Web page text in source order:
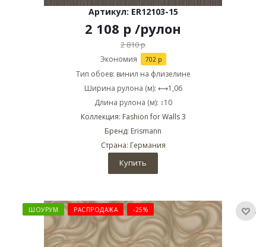
Артикул: ER12103-15
2 108 р /рулон
2 810р
Экономия 702р
Тип обоев: винил на флизелине
Ширина рулона (м): ⟷1,06
Длина рулона (м): ↕10
Коллекция: Fashion for Walls 3
Бренд: Erismann
Страна: Германия
Купить
ШОУРУМ РАСПРОДАЖА -25%